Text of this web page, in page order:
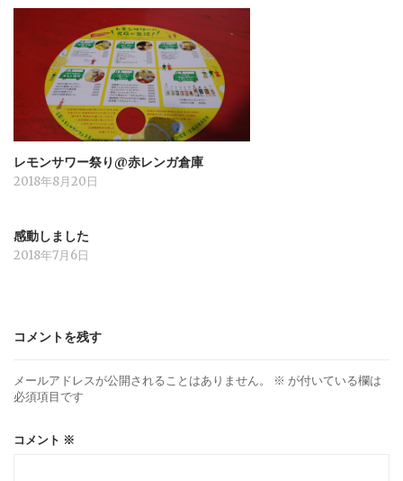
レモンサワー祭り@赤レンガ倉庫
2018年8月20日
感動しました
2018年7月6日
コメントを残す
メールアドレスが公開されることはありません。 ※ が付いている欄は
必須項目です
コメント ※